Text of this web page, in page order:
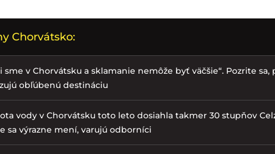
Chorvátsko:
sme v Chorvátsku a sklamanie nemôže byť väčšie“. Pozrite sa,
obľúbenú destináciu
vody v Chorvátsku toto leto dosiahla takmer 30 stupňov
sa výrazne mení, varujú odborníci